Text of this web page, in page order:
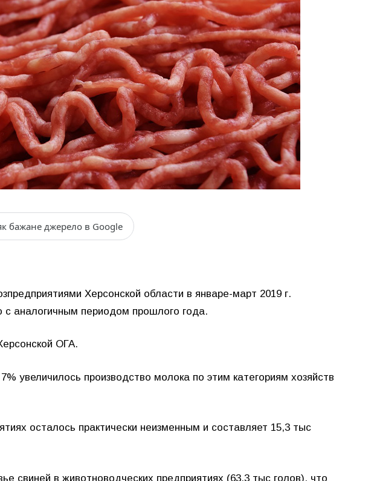
бажане джерело в Google
Херсонской области в январе-март 2019 г.
с аналогичным периодом прошлого года.
ОГА.
увеличилось производство молока по этим категориям хозяйств
осталось практически неизменным и составляет 15,3 тыс
свиней в животноводческих предприятиях (63,3 тыс голов), что